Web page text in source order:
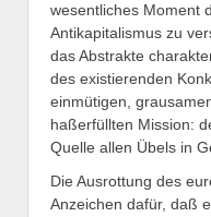
wesentliches Moment
Antikapitalismus zu
das Abstrakte
des existierenden
einmütigen,
haßerfüllten Mission:
Quelle allen Übels in
Die Ausrottung des
Anzeichen dafür, daß